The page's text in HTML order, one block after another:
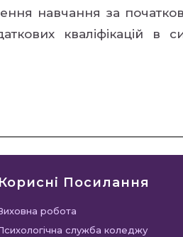
навчання за
кваліфікацій в
Корисні Посилання
робота
служба коледжу